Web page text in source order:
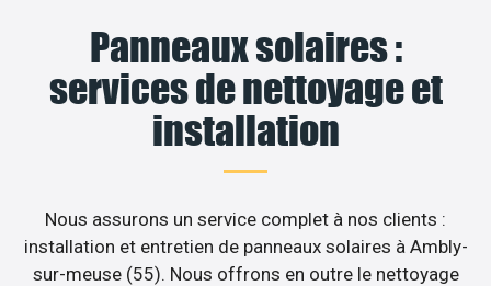
Panneaux solaires :
services de nettoyage et
installation
Nous assurons un service complet à nos clients :
installation et entretien de panneaux solaires à Ambly-
sur-meuse (55). Nous offrons en outre le nettoyage